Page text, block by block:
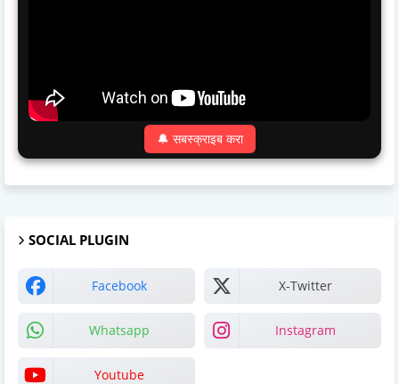
🔔 सबस्क्राइब करा
SOCIAL PLUGIN
Facebook X-Twitter
Whatsapp Instagram
Youtube